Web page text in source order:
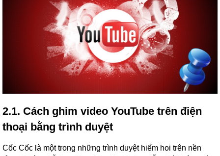
2.1. Cách ghim video YouTube trên điện
thoại bằng trình duyệt
Cốc Cốc là một trong những trình duyệt hiếm hoi trên nền